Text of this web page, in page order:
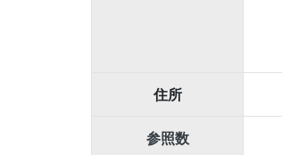
住所
参照数